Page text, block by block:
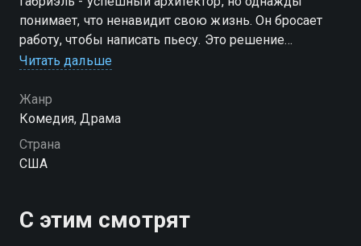
понимает, что ненавидит свою жизнь. Он бросает
работу, чтобы написать пьесу. Это решение
разрушает брак, но делает его счастливым.
Читать дальше
Жанр
Комедия, Драма
Страна
США
С этим смотрят